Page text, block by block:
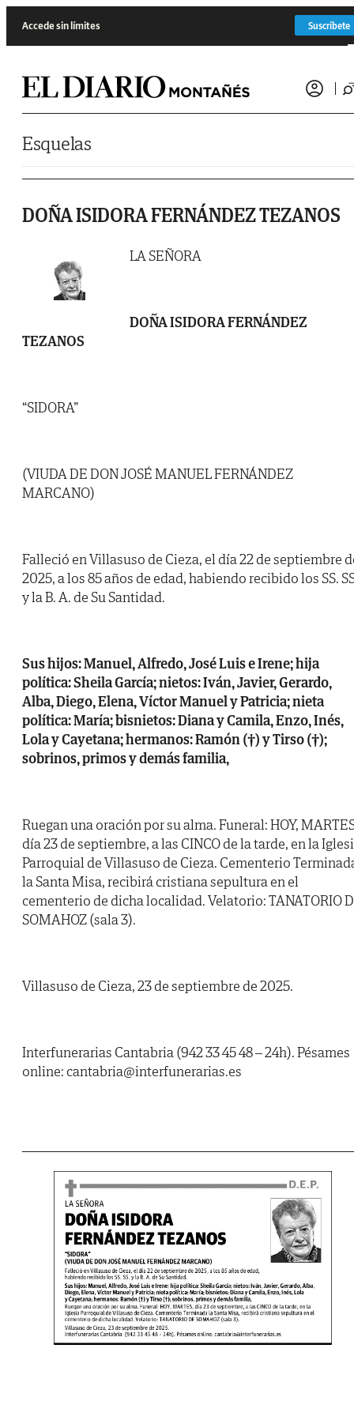
Accede sin límites Suscríbete
Esquelas
DOÑA ISIDORA FERNÁNDEZ TEZANOS
LA SEÑORA
DOÑA ISIDORA FERNÁNDEZ
TEZANOS
“SIDORA”
(VIUDA DE DON JOSÉ MANUEL FERNÁNDEZ
MARCANO)
Falleció en Villasuso de Cieza, el día 22 de septiembre
2025, a los 85 años de edad, habiendo recibido los SS.
y la B. A. de Su Santidad.
Sus hijos: Manuel, Alfredo, José Luis e Irene; hija
política: Sheila García; nietos: Iván, Javier, Gerardo,
Alba, Diego, Elena, Víctor Manuel y Patricia; nieta
política: María; bisnietos: Diana y Camila, Enzo, Inés,
Lola y Cayetana; hermanos: Ramón (†) y Tirso (†);
sobrinos, primos y demás familia,
Ruegan una oración por su alma. Funeral: HOY,
día 23 de septiembre, a las CINCO de la tarde, en la
Parroquial de Villasuso de Cieza. Cementerio
la Santa Misa, recibirá cristiana sepultura en el
cementerio de dicha localidad. Velatorio: TANATORIO
SOMAHOZ (sala 3).
Villasuso de Cieza, 23 de septiembre de 2025.
Interfunerarias Cantabria (942 33 45 48 – 24h). Pésames
online: cantabria@interfunerarias.es